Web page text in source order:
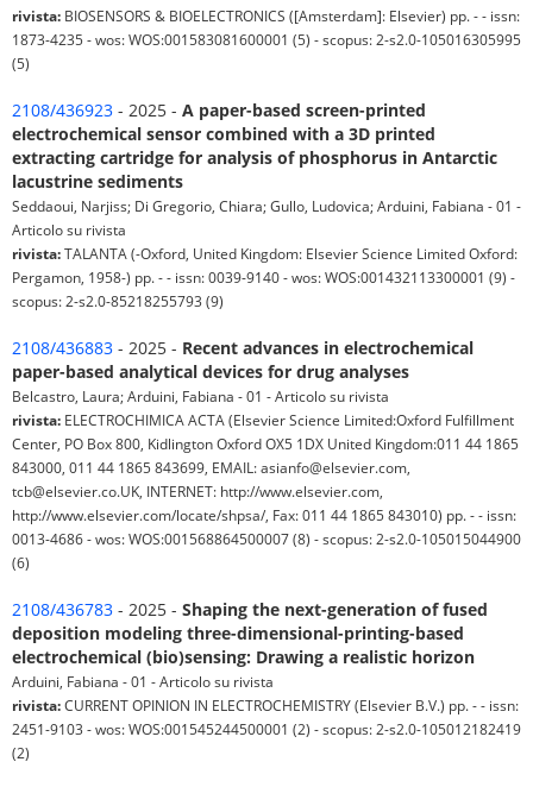
rivista: BIOSENSORS & BIOELECTRONICS ([Amsterdam]: Elsevier) pp. - - issn:
1873-4235 - wos: WOS:001583081600001 (5) - scopus: 2-s2.0-105016305995
(5)
2108/436923 - 2025 - A paper-based screen-printed
electrochemical sensor combined with a 3D printed
extracting cartridge for analysis of phosphorus in Antarctic
lacustrine sediments
Seddaoui, Narjiss; Di Gregorio, Chiara; Gullo, Ludovica; Arduini, Fabiana - 01 -
Articolo su rivista
rivista:TALANTA (-Oxford, United Kingdom: Elsevier Science Limited Oxford:
Pergamon, 1958-) pp. - - issn: 0039-9140 - wos: WOS:001432113300001 (9) -
scopus: 2-s2.0-85218255793 (9)
2108/436883 - 2025 - Recent advances in electrochemical
paper-based analytical devices for drug analyses
Belcastro, Laura; Arduini, Fabiana - 01 - Articolo su rivista
rivista: ELECTROCHIMICA ACTA (Elsevier Science Limited:Oxford Fulfillment
Center, PO Box 800, Kidlington Oxford OX5 1DX United Kingdom:011 44 1865
843000, 011 44 1865 843699, EMAIL: asianfo@elsevier.com,
tcb@elsevier.co.UK, INTERNET: http://www.elsevier.com,
http://www.elsevier.com/locate/shpsa/, Fax: 011 44 1865 843010) pp. - - issn:
0013-4686 - wos: WOS:001568864500007 (8) - scopus: 2-s2.0-105015044900
(6)
2108/436783 - 2025 - Shaping the next-generation of fused
deposition modeling three-dimensional-printing-based
electrochemical (bio)sensing: Drawing a realistic horizon
Arduini, Fabiana - 01 - Articolo su rivista
rivista:CURRENT OPINION IN ELECTROCHEMISTRY (Elsevier B.V.) pp. - - issn:
2451-9103 - wos: WOS:001545244500001 (2) - scopus: 2-s2.0-105012182419
(2)